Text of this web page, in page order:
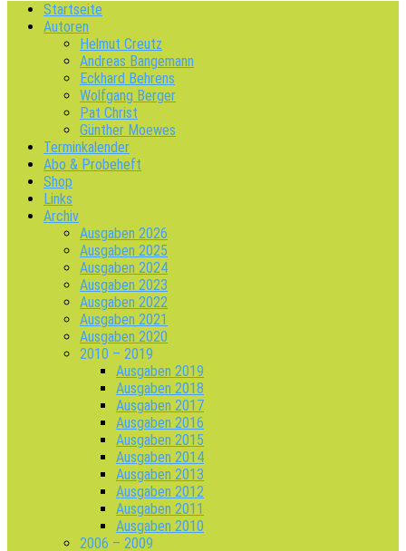
Startseite
Autoren
Helmut Creutz
Andreas Bangemann
Eckhard Behrens
Wolfgang Berger
Pat Christ
Günther Moewes
Terminkalender
Abo & Probeheft
Shop
Links
Archiv
Ausgaben 2026
Ausgaben 2025
Ausgaben 2024
Ausgaben 2023
Ausgaben 2022
Ausgaben 2021
Ausgaben 2020
2010 – 2019
Ausgaben 2019
Ausgaben 2018
Ausgaben 2017
Ausgaben 2016
Ausgaben 2015
Ausgaben 2014
Ausgaben 2013
Ausgaben 2012
Ausgaben 2011
Ausgaben 2010
2006 – 2009